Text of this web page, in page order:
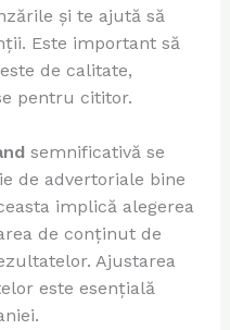
și te ajută să
Este important să
de calitate,
pentru cititor.
semnificativă se
de advertoriale bine
implică alegerea
de conținut de
Ajustarea
este esențială